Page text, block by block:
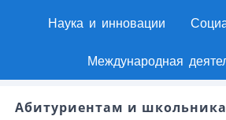
Наука и инновации
Международная
Абитуриентам и